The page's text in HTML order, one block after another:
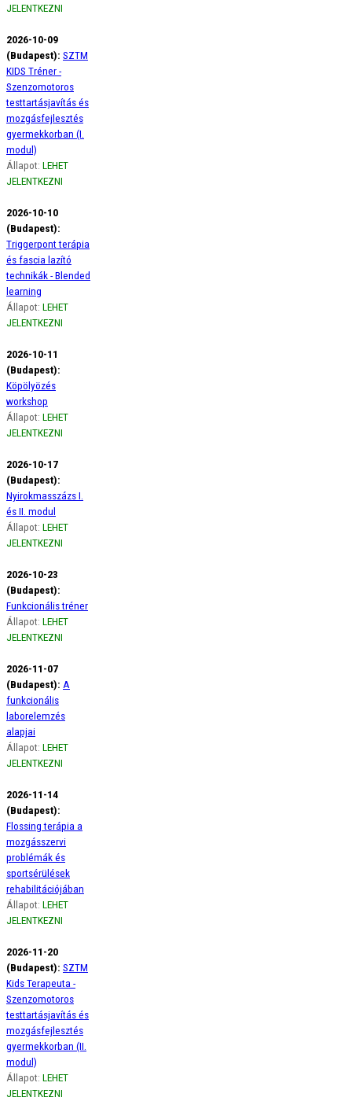
JELENTKEZNI
2026-10-09
(Budapest): SZTM
KIDS Tréner -
Szenzomotoros
testtartásjavítás és
mozgásfejlesztés
gyermekkorban (I.
modul)
Állapot: LEHET
JELENTKEZNI
2026-10-10
(Budapest):
Triggerpont terápia
és fascia lazító
technikák - Blended
learning
Állapot: LEHET
JELENTKEZNI
2026-10-11
(Budapest):
Köpölyözés
workshop
Állapot: LEHET
JELENTKEZNI
2026-10-17
(Budapest):
Nyirokmasszázs I.
és II. modul
Állapot: LEHET
JELENTKEZNI
2026-10-23
(Budapest):
Funkcionális tréner
Állapot: LEHET
JELENTKEZNI
2026-11-07
(Budapest): A
funkcionális
laborelemzés
alapjai
Állapot: LEHET
JELENTKEZNI
2026-11-14
(Budapest):
Flossing terápia a
mozgásszervi
problémák és
sportsérülések
rehabilitációjában
Állapot: LEHET
JELENTKEZNI
2026-11-20
(Budapest): SZTM
Kids Terapeuta -
Szenzomotoros
testtartásjavítás és
mozgásfejlesztés
gyermekkorban (II.
modul)
Állapot: LEHET
JELENTKEZNI